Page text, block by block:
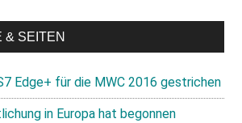
& SEITEN
Edge+ für die MWC 2016 gestrichen
in Europa hat begonnen